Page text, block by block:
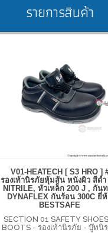
รายการสินค้า
V01-HEATECH [ S3 HRO ]
รองเท้านิรภัยหุ้มส้น หนังผิว สีด
NITRILE, หัวเหล็ก 200 J , กัน
DYNAFLEX กันร้อน 300C ยี่
BESTSAFE
SECTION 01 SAFETY
BOOTS - รองเท้านิรภัย - บู๊ทนิ